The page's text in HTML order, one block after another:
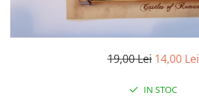
Bancnote Australia si Oceania
Bancnote Europa
19,00 Lei 14,00 Lei
IN STOC